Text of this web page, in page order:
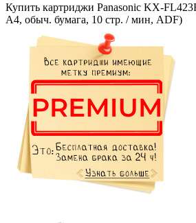
Купить картриджи Panasonic KX-
A4, обыч. бумага, 10 стр. / мин, ADF)